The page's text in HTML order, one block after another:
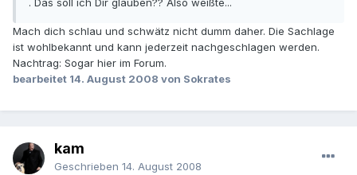
. Das soll ich Dir glauben?? Also weißte...
Mach dich schlau und schwätz nicht dumm daher. Die Sachlage
ist wohlbekannt und kann jederzeit nachgeschlagen werden.
Nachtrag: Sogar hier im Forum.
bearbeitet 14. August 2008 von Sokrates
kam
Geschrieben 14. August 2008